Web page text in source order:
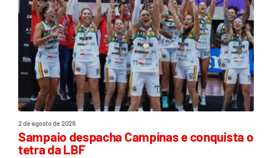
2 de agosto de 2026
Sampaio despacha Campinas e conquista o
tetra da LBF